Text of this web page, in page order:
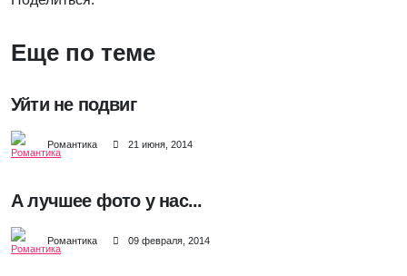
Еще по теме
Уйти не подвиг
Романтика 21 июня, 2014
А лучшее фото у нас...
Романтика 09 февраля, 2014